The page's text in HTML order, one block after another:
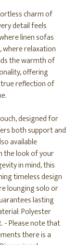
charm of
detail feels
linen sofas
relaxation
the warmth of
offering
reflection of
designed for
both support and
available
the look of your
in mind, this
timeless design
lounging solo or
lasting
Polyester
- Please note that
there is a